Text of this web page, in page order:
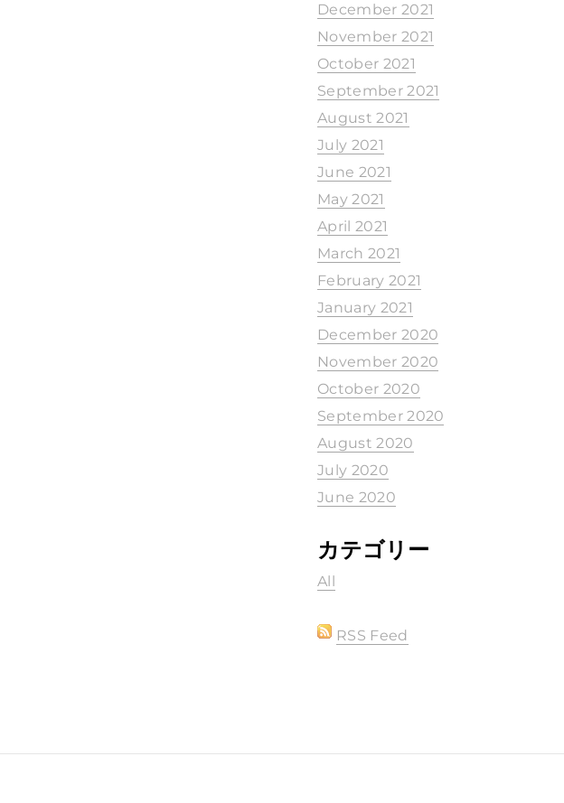
December 2021
November 2021
October 2021
September 2021
August 2021
July 2021
June 2021
May 2021
April 2021
March 2021
February 2021
January 2021
December 2020
November 2020
October 2020
September 2020
August 2020
July 2020
June 2020
カテゴリー
All
RSS Feed